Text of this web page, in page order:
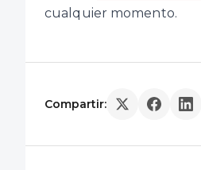
cualquier momento.
Compartir: